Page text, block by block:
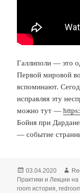
Галлиполи — это
Первой мировой
вспоминают.
исправляя эту
можно тут —
Бойня при
— событие
Опубликовано
03.04.2020
Практики и Лекции на
room история,